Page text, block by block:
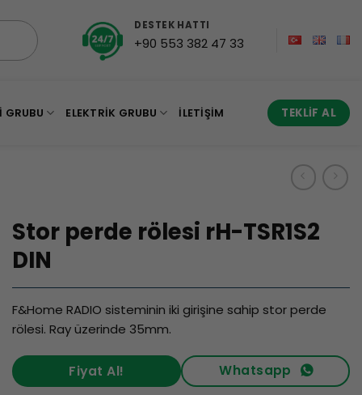
DESTEK HATTI
+90 553 382 47 33
GRUBU ELEKTRIK GRUBU İLETIŞIM TEKLIF AL
Stor perde rölesi rH-TSR1S2
DIN
F&Home RADIO sisteminin iki girişine sahip stor perde
rölesi. Ray üzerinde 35mm.
Fiyat Al! Whatsapp